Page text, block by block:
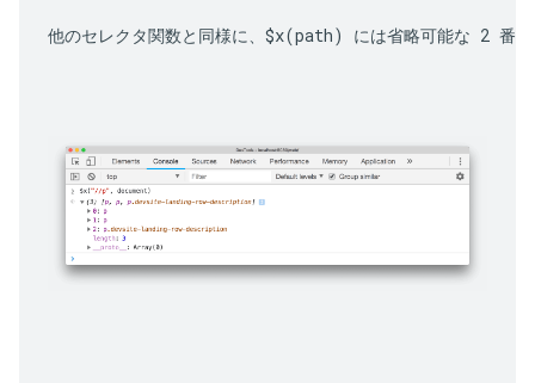
他のセレクタ関数と同様に、 $x(path) には省略可能な 2 番